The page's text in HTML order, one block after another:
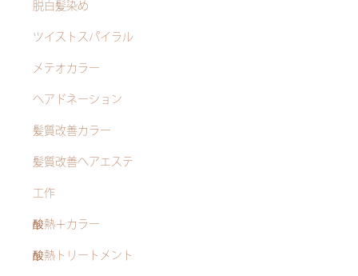
脱白髪染め
ツイストスパイラル
メテオカラー
ヘアドネーション
髪質改善カラー
髪質改善ヘアエステ
工作
酸熱＋カラー
酸熱トリートメント